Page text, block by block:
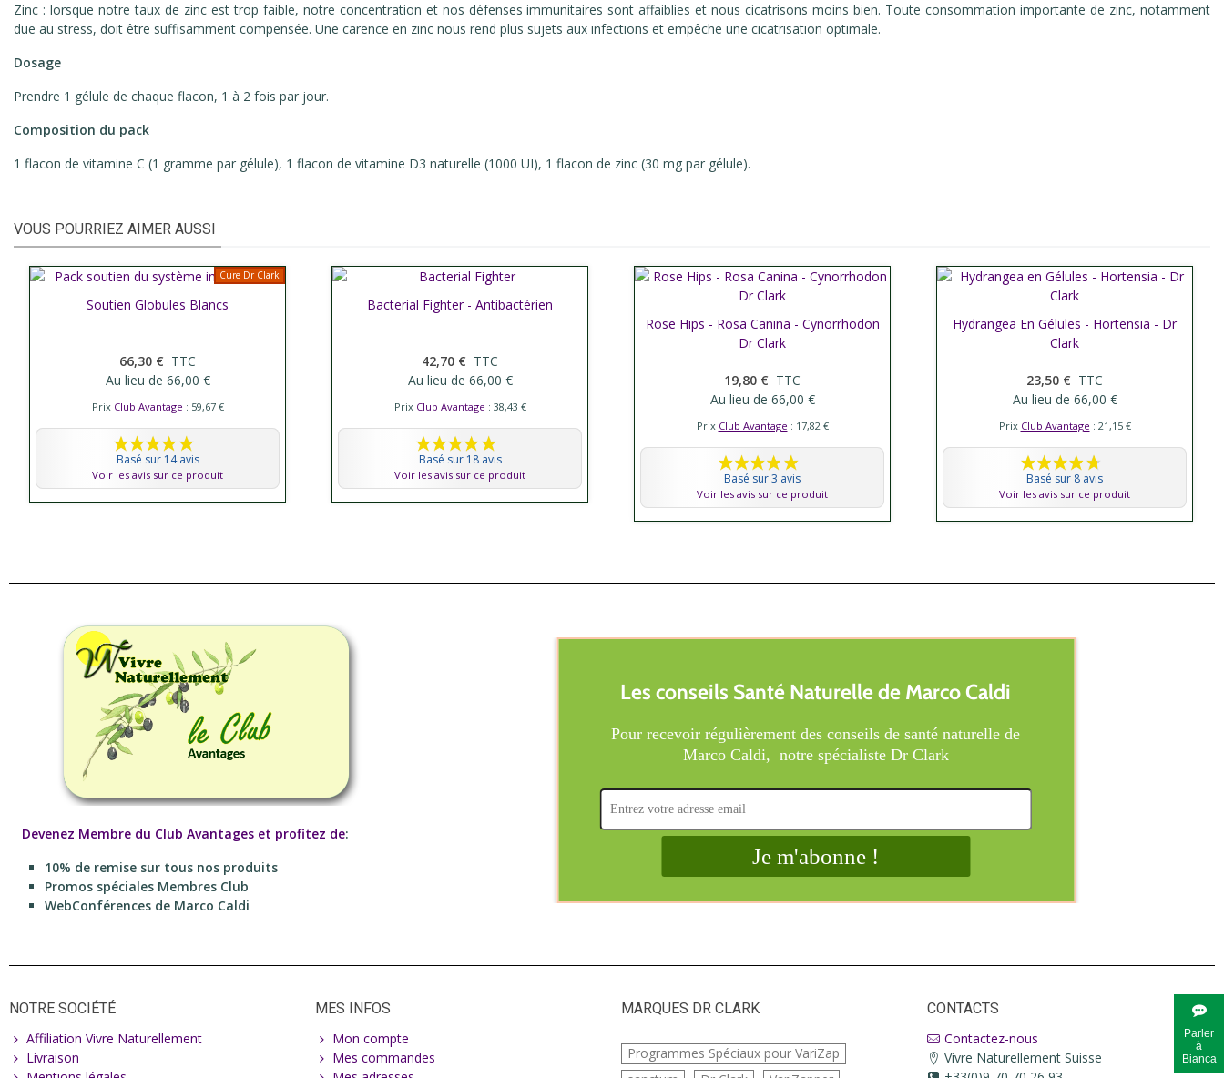
Zinc : lorsque notre taux de zinc est trop faible, notre concentration et nos défenses immunitaires sont affaiblies et nous cicatrisons moins bien. Toute consommation importante de zinc, notamment
due au stress, doit être suffisamment compensée. Une carence en zinc nous rend plus sujets aux infections et empêche une cicatrisation optimale.
Dosage
Prendre 1 gélule de chaque flacon, 1 à 2 fois par jour.
Composition du pack
1 flacon de vitamine C (1 gramme par gélule), 1 flacon de vitamine D3 naturelle (1000 UI), 1 flacon de zinc (30 mg par gélule).
VOUS POURRIEZ AIMER AUSSI
Cure Dr Clark
Afficher plus
Soutien Globules Blancs
66,30 € TTC
Au lieu de 66,00 €
Prix Club Avantage : 59,67 €
Basé sur 14 avis
Voir les avis sur ce produit
Afficher plus
Bacterial Fighter - Antibactérien
42,70 € TTC
Au lieu de 66,00 €
Prix Club Avantage : 38,43 €
Basé sur 18 avis
Voir les avis sur ce produit
Afficher plus
Rose Hips - Rosa Canina - Cynorrhodon
Dr Clark
19,80 € TTC
Au lieu de 66,00 €
Prix Club Avantage : 17,82 €
Basé sur 3 avis
Voir les avis sur ce produit
Afficher plus
Hydrangea En Gélules - Hortensia - Dr
Clark
23,50 € TTC
Au lieu de 66,00 €
Prix Club Avantage : 21,15 €
Basé sur 8 avis
Voir les avis sur ce produit
Devenez Membre du Club Avantages et profitez de:
10% de remise sur tous nos produits
Promos spéciales Membres Club
WebConférences de Marco Caldi
NOTRE SOCIÉTÉ
Affiliation Vivre Naturellement
Livraison
MES INFOS
Mon compte
Mes commandes
MARQUES DR CLARK
Programmes Spéciaux pour VariZap
CONTACTS
Contactez-nous
Vivre Naturellement Suisse
Parler
à
Bianca